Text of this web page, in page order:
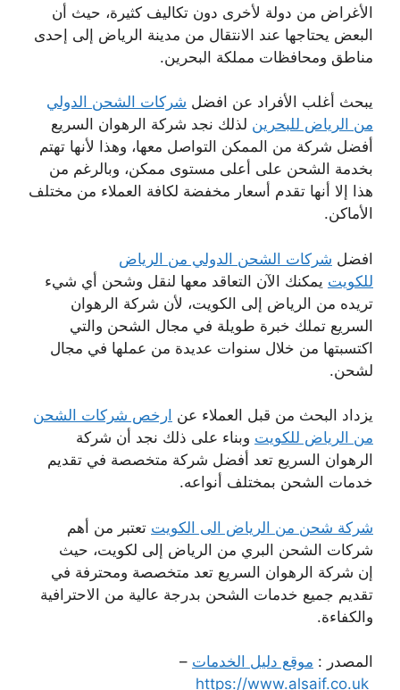
الأغراض من دولة لأخرى دون تكاليف كثيرة، حيث أن
البعض يحتاجها عند الانتقال من مدينة الرياض إلى إحدى
مناطق ومحافظات مملكة البحرين.
يبحث أغلب الأفراد عن افضل شركات الشحن الدولي
من الرياض للبحرين لذلك نجد شركة الرهوان السريع
أفضل شركة من الممكن التواصل معها، وهذا لأنها تهتم
بخدمة الشحن على أعلى مستوى ممكن، وبالرغم من
هذا إلا أنها تقدم أسعار مخفضة لكافة العملاء من مختلف
الأماكن.
افضل شركات الشحن الدولي من الرياض
للكويت يمكنك الآن التعاقد معها لنقل وشحن أي شيء
تريده من الرياض إلى الكويت، لأن شركة الرهوان
السريع تملك خبرة طويلة في مجال الشحن والتي
اكتسبتها من خلال سنوات عديدة من عملها في مجال
لشحن.
يزداد البحث من قبل العملاء عن ارخص شركات الشحن
من الرياض للكويت وبناء على ذلك نجد أن شركة
الرهوان السريع تعد أفضل شركة متخصصة في تقديم
خدمات الشحن بمختلف أنواعه.
شركة شحن من الرياض الى الكويت تعتبر من أهم
شركات الشحن البري من الرياض إلى لكويت، حيث
إن شركة الرهوان السريع تعد متخصصة ومحترفة في
تقديم جميع خدمات الشحن بدرجة عالية من الاحترافية
والكفاءة.
المصدر : موقع دليل الخدمات –
https://www.alsaif.co.uk